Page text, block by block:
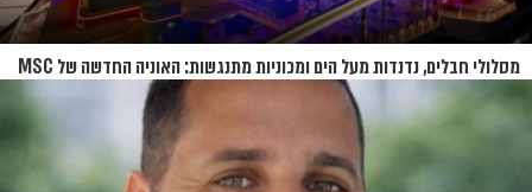
מסלולי חבלים, נדנדות מעל הים ומכוניות מתנגשות: האוניה החדשה של MSC